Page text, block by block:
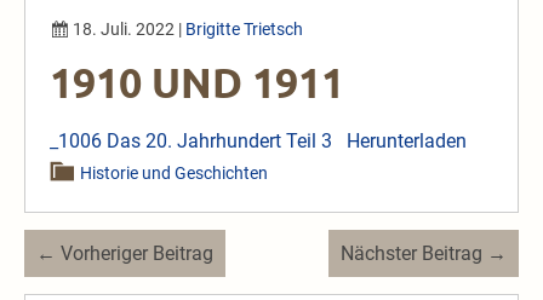
18. Juli. 2022 | Brigitte Trietsch
1910 UND 1911
_1006 Das 20. Jahrhundert Teil 3 Herunterladen
Historie und Geschichten
Beitragsnavigation
← Vorheriger Beitrag Nächster Beitrag →